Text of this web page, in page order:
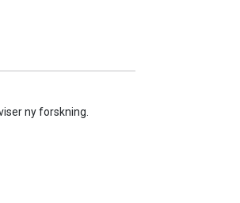
ny forskning.